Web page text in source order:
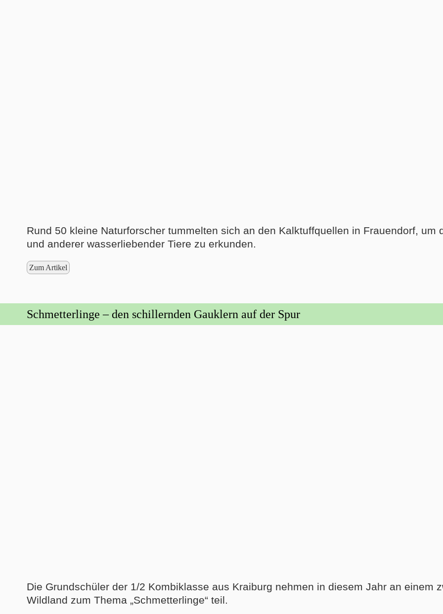
Rund 50 kleine Naturforscher tummelten sich an den Kalktuffquellen in Frauendorf, um
und anderer wasserliebender Tiere zu erkunden.
Zum Artikel
Schmetterlinge – den schillernden Gauklern auf der Spur
Die Grundschüler der 1/2 Kombiklasse aus Kraiburg nehmen in diesem Jahr an einem
Wildland zum Thema „Schmetterlinge“ teil.